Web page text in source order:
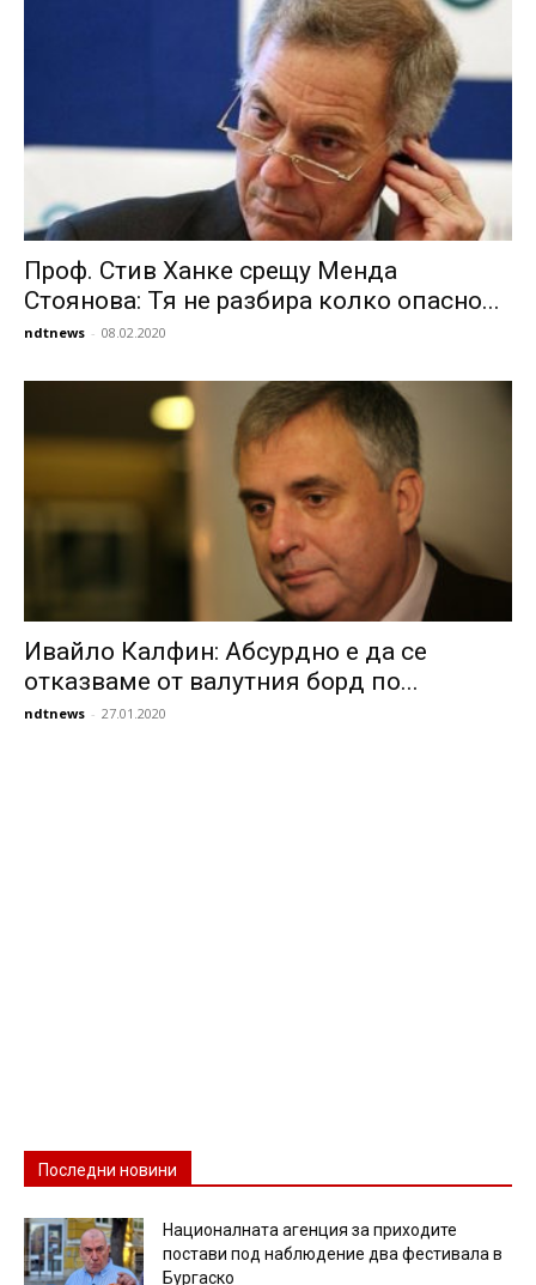
Проф. Стив Ханке срещу Менда
Стоянова: Тя не разбира колко опасно...
ndtnews - 08.02.2020
Ивайло Калфин: Абсурдно е да се
отказваме от валутния борд по...
ndtnews - 27.01.2020
Последни новини
Националната агенция за приходите
постави под наблюдение два фестивала в
Бургаско